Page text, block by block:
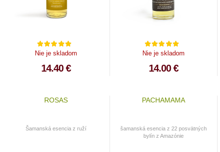
Nie je skladom
14.40 €
Nie je skladom
14.00 €
ROSAS
Šamanská esencia z ruží
PACHAMAMA
šamanská esencia z 22 posvätných
bylín z Amazónie